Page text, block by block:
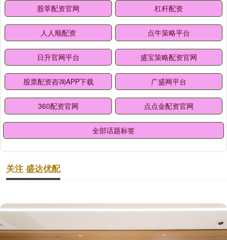
股莘配资官网 杠杆配资
人人顺配资 点牛策略平台
日升官网平台 盛宝策略配资官网
股票配资咨询APP下载 广盛网平台
360配资官网 点点金配资官网
全部话题标签
关注 盛达优配